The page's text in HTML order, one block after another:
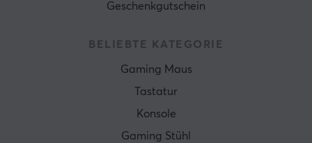
Geschenkgutschein
BELIEBTE KATEGORIE
Gaming Maus
Tastatur
Konsole
Gaming Stühl